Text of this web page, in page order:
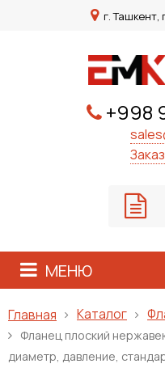
г. Ташкент,
+998
МЕНЮ
Главная Каталог
Фланец плоский
диаметр, давление,